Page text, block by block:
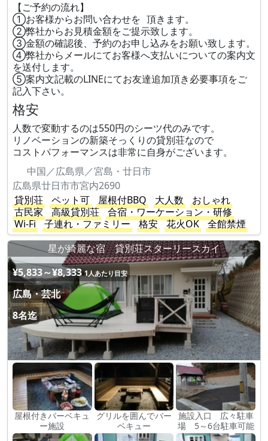
【ご予約の流れ】
①お客様からお問い合わせを 頂きます。
②弊社からお見積金額をご提示致します。
③金額の確認後、予約のお申し込みをお願い致します。
④弊社からメールにてお客様へ支払いについての案内文
を送付します。
⑤案内文記載のLINEにてお友達追加頂き必要事項をご
記入下さい。
格安
人数で変動するのは550円のシーツ代のみです。
リノベーションの新築そっくりの貸別荘なので
コストパフォーマンスは非常に自身がございます。
中国／広島県／宮島・廿日市
広島県廿日市市宮内2690
貸別荘
ペット可 屋根付BBQ 大人数
おしゃれ
古民家
高級貸別荘
合宿・ワーケーション・研修
Wi-Fi
子連れ・ファミリー 格安 花火OK
全館禁煙
星が綺麗な宿 貸別荘スターリースカイ
¥5,833～¥8,333 1人あたり目安
広島・芸北
8名迄
屋根付きバーベキュ
ー施設
グリルを囲んでバー
ベキュー
施設入口 広々駐車
場 5～6台駐車可能